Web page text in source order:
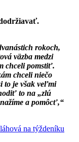
rokoch,
väzba medzi
chceli pomstiť.
chceli niečo
to je však veľmi
to na „zlú
a pomôcť,“
na týždeníku